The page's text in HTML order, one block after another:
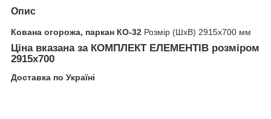
Опис
Кована огорожа, паркан КО-32 Розмір (ШхВ) 2915х700 мм
Ціна вказана за КОМПЛЕКТ ЕЛЕМЕНТІВ розміром
2915х700
Доставка по Україні